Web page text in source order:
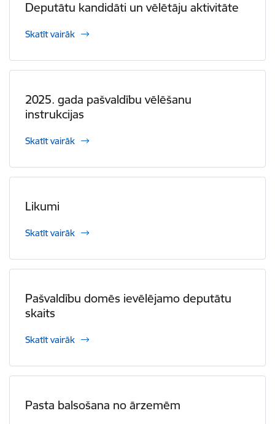
Deputātu kandidāti un vēlētāju aktivitāte
Skatīt vairāk
2025. gada pašvaldību vēlēšanu
instrukcijas
Skatīt vairāk
Likumi
Skatīt vairāk
Pašvaldību domēs ievēlējamo deputātu
skaits
Skatīt vairāk
Pasta balsošana no ārzemēm